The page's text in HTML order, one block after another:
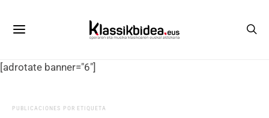
[adrotate banner="6"]
PUBLICACIONES POR ETIQUETA